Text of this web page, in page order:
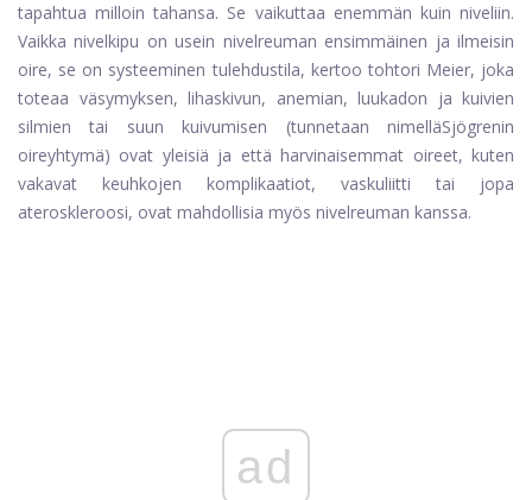
tapahtua milloin tahansa. Se vaikuttaa enemmän kuin niveliin.
Vaikka nivelkipu on usein nivelreuman ensimmäinen ja ilmeisin
oire, se on systeeminen tulehdustila, kertoo tohtori Meier, joka
toteaa väsymyksen, lihaskivun, anemian, luukadon ja kuivien
silmien tai suun kuivumisen (tunnetaan nimelläSjögrenin
oireyhtymä) ovat yleisiä ja että harvinaisemmat oireet, kuten
vakavat keuhkojen komplikaatiot, vaskuliitti tai jopa
ateroskleroosi, ovat mahdollisia myös nivelreuman kanssa.
ad